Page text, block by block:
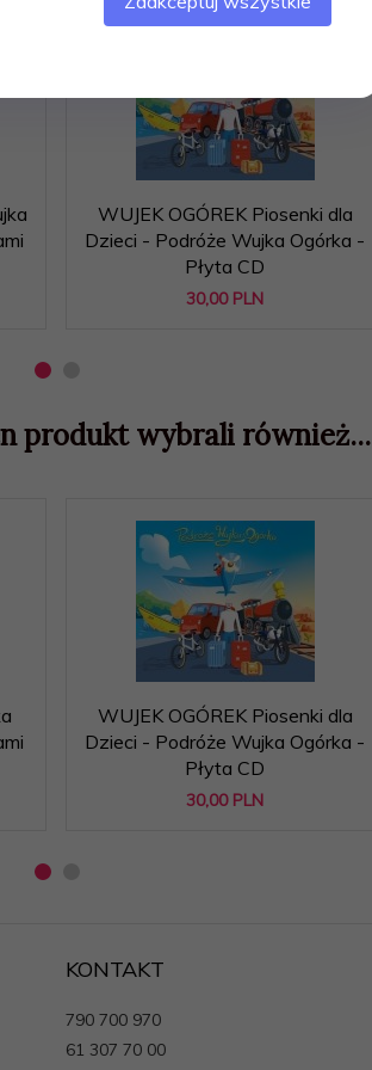
WUJEK OGÓREK Piosenki dla
Dzieci - Podróże Wujka Ogórka -
Płyta CD
30,00 PLN
produkt wybrali również...
WUJEK OGÓREK Piosenki dla
Dzieci - Podróże Wujka Ogórka -
Płyta CD
30,00 PLN
KONTAKT
790 700 970
61 307 70 00